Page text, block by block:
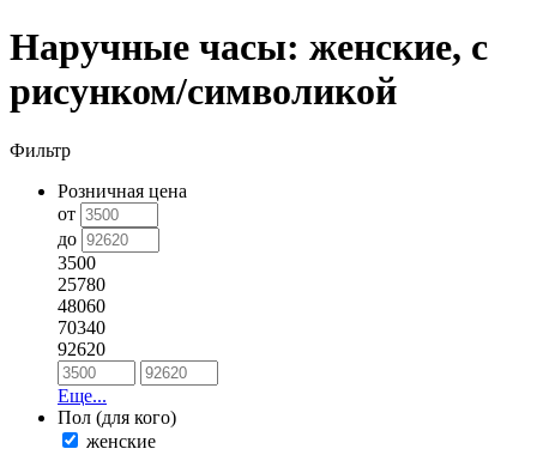
Наручные часы: женские, с
рисунком/символикой
Фильтр
Розничная цена
от
до
3500
25780
48060
70340
92620
Еще...
Пол (для кого)
женские